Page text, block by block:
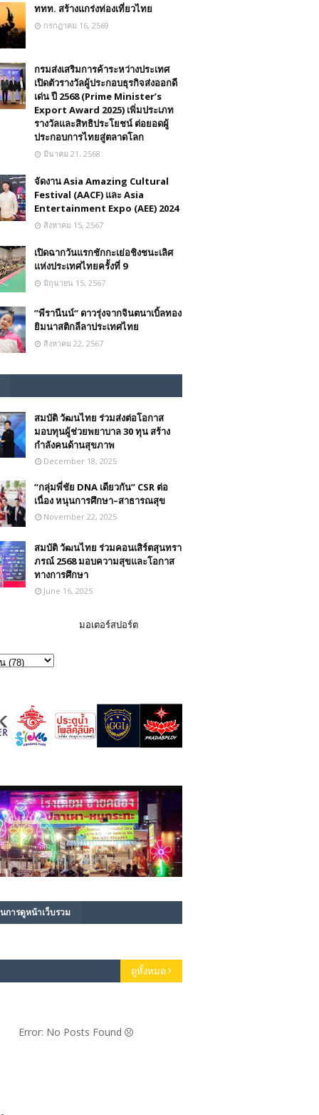
ททท. สร้างแกร่งท่องเที่ยวไทย
กรกฎาคม 16, 2569
กรมส่งเสริมการค้าระหว่างประเทศ
เปิดตัวรางวัลผู้ประกอบธุรกิจส่งออกดี
เด่น ปี 2568 (Prime Minister’s
Export Award 2025) เพิ่มประเภท
รางวัลและสิทธิประโยชน์ ต่อยอดผู้
ประกอบการไทยสู่ตลาดโลก
มีนาคม 21, 2568
จัดงาน Asia Amazing Cultural
Festival (AACF) และ Asia
Entertainment Expo (AEE) 2024
สิงหาคม 15, 2567
เปิดฉากวันแรกชักกะเย่อชิงชนะเลิศ
แห่งประเทศไทยครั้งที่ 9
มิถุนายน 15, 2567
”พีรานีนน์“​ ดาวรุ่งจากจินตนาเบิ้ลทอง
ยิมนาสติกลีลาประเทศไทย
สิงหาคม 22, 2567
สมบัติ วัฒนไทย ร่วมส่งต่อโอกาส
มอบทุนผู้ช่วยพยาบาล 30 ทุน สร้าง
กำลังคนด้านสุขภาพ
December 18, 2025
“กลุ่มพี่ชัย DNA เดียวกัน” CSR ต่อ
เนื่อง หนุนการศึกษา–สาธารณสุข
November 22, 2025
สมบัติ วัฒนไทย ร่วมคอนเสิร์ตสุนทรา
ภรณ์ 2568 มอบความสุขและโอกาส
ทางการศึกษา
June 16, 2025
มอเตอร์สปอร์ต
การดูหน้าเว็บรวม
ดูทั้งหมด
Error: No Posts Found